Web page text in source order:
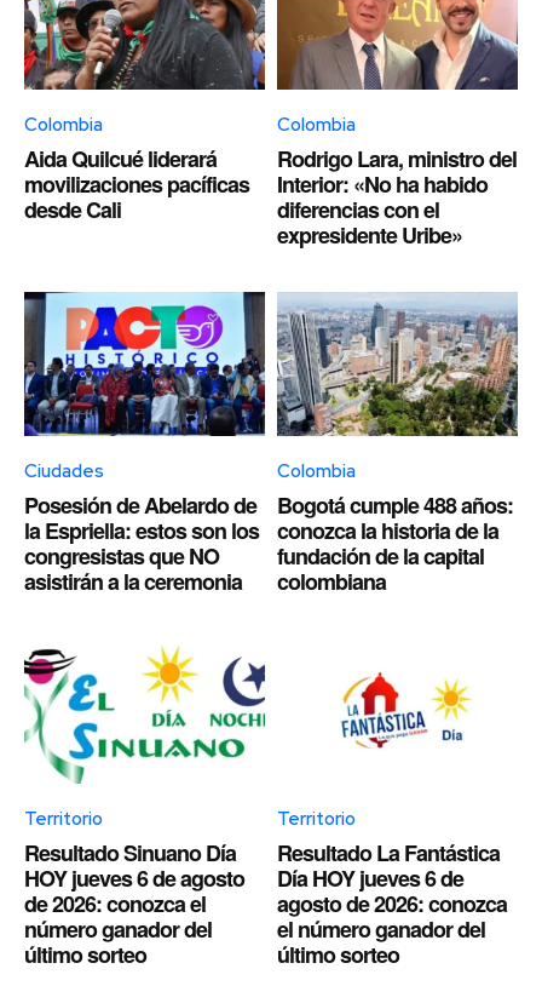
Colombia
Aida Quilcué liderará
movilizaciones pacíficas
desde Cali
Colombia
Rodrigo Lara, ministro del
Interior: «No ha habido
diferencias con el
expresidente Uribe»
Ciudades
Posesión de Abelardo de
la Espriella: estos son los
congresistas que NO
asistirán a la ceremonia
Colombia
Bogotá cumple 488 años:
conozca la historia de la
fundación de la capital
colombiana
Territorio
Resultado Sinuano Día
HOY jueves 6 de agosto
de 2026: conozca el
número ganador del
último sorteo
Territorio
Resultado La Fantástica
Día HOY jueves 6 de
agosto de 2026: conozca
el número ganador del
último sorteo